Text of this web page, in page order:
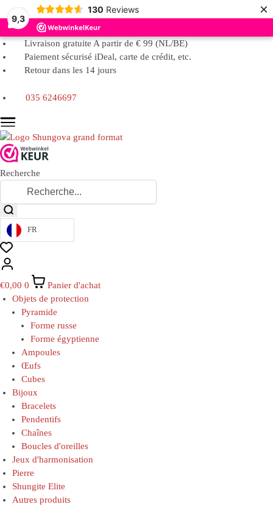
9,3
130 Reviews ×
Livraison gratuite A partir de € 99 (NL/BE)
Paiement sécurisé iDeal, carte de crédit, etc.
Retour dans les 14 jours
035 6246697
Recherche
FR
€0,00 0
Panier d'achat
Objets de protection
Pyramide
Forme russe
Forme égyptienne
Ampoules
Œufs
Cubes
Bijoux
Bracelets
Pendentifs
Chaînes
Boucles d'oreilles
Jeux d'harmonisation
Pierre
Shungite Elite
Autres produits